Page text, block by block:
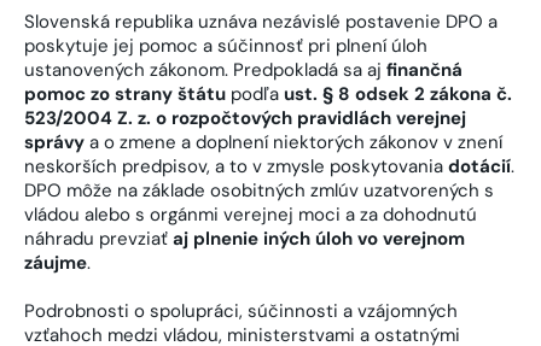
Slovenská republika uznáva nezávislé postavenie DPO a
poskytuje jej pomoc a súčinnosť pri plnení úloh
ustanovených zákonom. Predpokladá sa aj finančná
pomoc zo strany štátu podľa ust. § 8 odsek 2 zákona č.
523/2004 Z. z. o rozpočtových pravidlách verejnej
správy a o zmene a doplnení niektorých zákonov v znení
neskorších predpisov, a to v zmysle poskytovania dotácií.
DPO môže na základe osobitných zmlúv uzatvorených s
vládou alebo s orgánmi verejnej moci a za dohodnutú
náhradu prevziať aj plnenie iných úloh vo verejnom
záujme.
Podrobnosti o spolupráci, súčinnosti a vzájomných
vzťahoch medzi vládou, ministerstvami a ostatnými